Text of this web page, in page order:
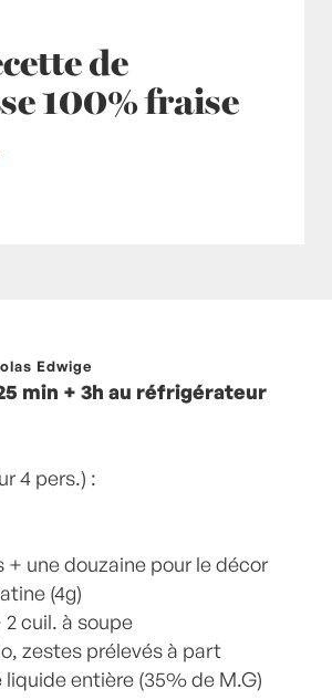
de
100% fraise
- Petits plats en équilibre -
,crème liquide,Desserts,
Edwige
min + 3h au réfrigérateur
4 pers.) :
+ une douzaine pour le décor
(4g)
cuil. à soupe
zestes prélevés à part
liquide entière (35% de M.G)